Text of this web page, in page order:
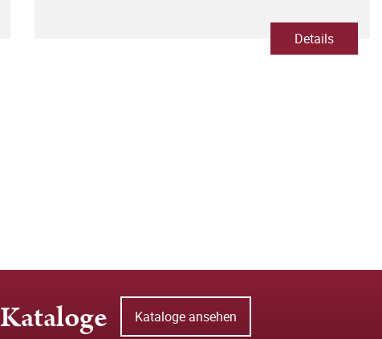
Details
Kataloge Kataloge ansehen